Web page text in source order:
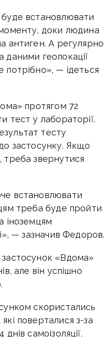
встановлювати
доки людина
антиген. А регулярно
даними геолокації
— ідеться
протягом 72
тест у лабораторії.
тесту
застосунку. Якщо
треба звернутися
встановлювати
треба буде пройти
іноземцям
— зазначив Федоров.
«Вдома»
але він успішно
скористались
поверталися з-за
самоізоляції.